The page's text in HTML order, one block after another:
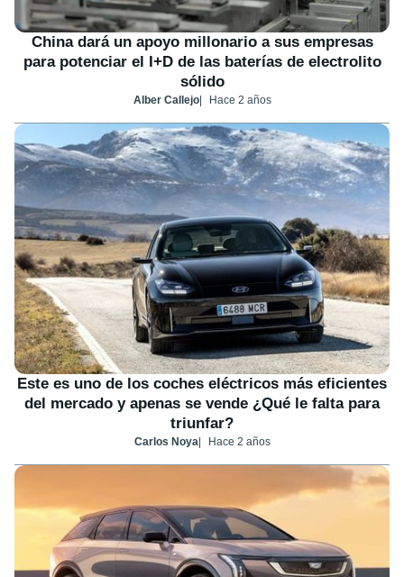
China dará un apoyo millonario a sus empresas
para potenciar el I+D de las baterías de electrolito
sólido
Alber Callejo Hace 2 años
Este es uno de los coches eléctricos más eficientes
del mercado y apenas se vende ¿Qué le falta para
triunfar?
Carlos Noya Hace 2 años